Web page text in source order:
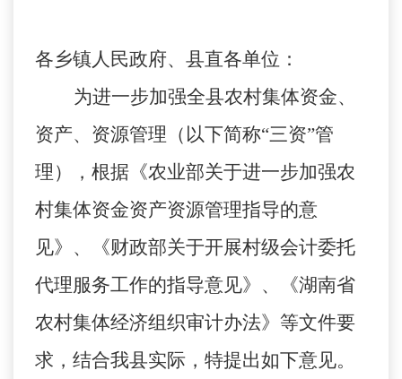
各乡镇人民政府、县直各单位：
为进一步加强全县农村集体资金、
资产、资源管理（以下简称“三资”管
理），根据《农业部关于进一步加强农
村集体资金资产资源管理指导的意
见》、《财政部关于开展村级会计委托
代理服务工作的指导意见》、《湖南省
农村集体经济组织审计办法》等文件要
求，结合我县实际，特提出如下意见。